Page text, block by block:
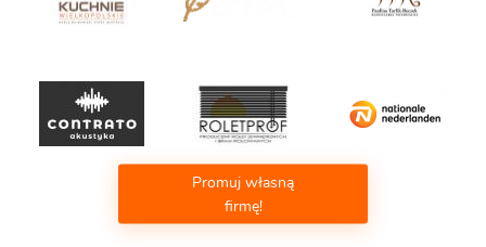
Promuj własną
firmę!